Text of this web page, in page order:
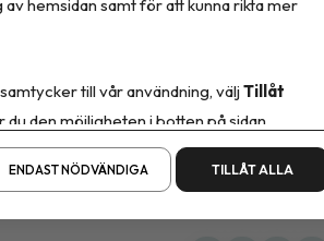
Göteborg.
hemsidan samt för att kunna rikta mer
till vår användning, väljTillåt
du den möjligheten i botten på sidan.
ENDAST NÖDVÄNDIGA TILLÅT ALLA